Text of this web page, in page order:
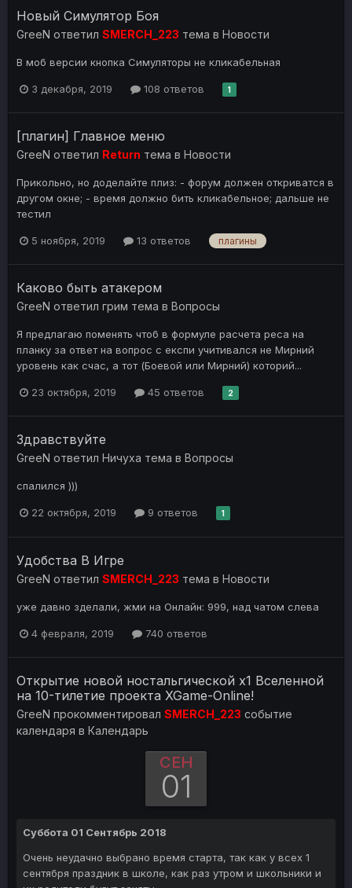
Новый Симулятор Боя
GreeN ответил SMERCH_223 тема в Новости
В моб версии кнопка Симуляторы не кликабельная
3 декабря, 2019 108 ответов 1
[плагин] Главное меню
GreeN ответил Return тема в Новости
Прикольно, но доделайте плиз: - форум должен откриватся в
другом окне; - время должно бить кликабельное; дальше не
тестил
5 ноября, 2019 13 ответов плагины
Каково быть атакером
GreeN ответил грим тема в Вопросы
Я предлагаю поменять чтоб в формуле расчета реса на
планку за ответ на вопрос с експи учитивался не Мирний
уровень как счас, а тот (Боевой или Мирний) которий...
23 октября, 2019 45 ответов 2
Здравствуйте
GreeN ответил Ничуха тема в Вопросы
спалился )))
22 октября, 2019 9 ответов 1
Удобства В Игре
GreeN ответил SMERCH_223 тема в Новости
уже давно зделали, жми на Онлайн: 999, над чатом слева
4 февраля, 2019 740 ответов
Открытие новой ностальгической х1 Вселенной
на 10-тилетие проекта XGame-Online!
GreeN прокомментировал SMERCH_223 событие
календаря в Календарь
СЕН
01
Суббота 01 Сентябрь 2018
Очень неудачно выбрано время старта, так как у всех 1
сентября праздник в школе, как раз утром и школьники и